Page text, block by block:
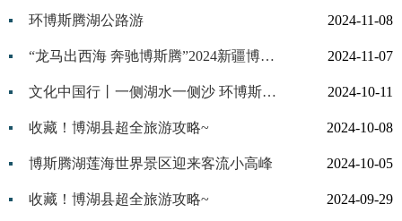
2024-11-08
环博斯腾湖公路游
2024-11-07
“龙马出西海 奔驰博斯腾”2024新疆博斯腾湖西海龙马文化旅游节暨冬季赛马大会即将开赛！
2024-10-11
文化中国行丨一侧湖水一侧沙 环博斯腾湖公路带火巴州旅游
2024-10-08
收藏！博湖县超全旅游攻略~
2024-10-05
博斯腾湖莲海世界景区迎来客流小高峰
2024-09-29
收藏！博湖县超全旅游攻略~